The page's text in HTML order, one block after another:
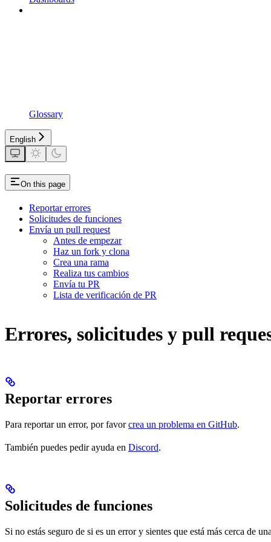
Glossary
English
On this page
Reportar errores
Solicitudes de funciones
Envía un pull request
Antes de empezar
Haz un fork y clona
Crea una rama
Realiza tus cambios
Envía tu PR
Lista de verificación de PR
Errores, solicitudes y pull
Reportar errores
Para reportar un error, por favorcrea un problema en GitHub.
También puedes pedir ayuda en Discord.
Solicitudes de funciones
Si no estás seguro de si es un error y sientes que está más cerca de